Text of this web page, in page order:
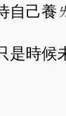
自己養
是時候